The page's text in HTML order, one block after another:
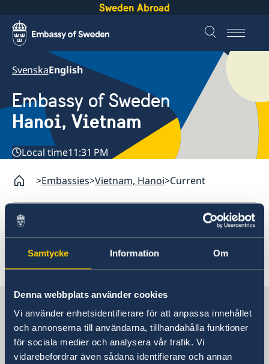
Samtycke Information Om
Denna webbplats använder cookies
Vi använder enhetsidentifierare för att anpassa innehållet
och annonserna till användarna, tillhandahålla funktioner
för sociala medier och analysera vår trafik. Vi
vidarebefordrar även sådana identifierare och annan
Sweden Abroad
SvenskaEnglish
Embassy of Sweden
Hanoi, Vietnam
Local time11:31 PM
Embassies Vietnam, Hanoi Current
Vietnam, Hanoi
About us
News
Current
Sweden in Vietnam, Hanoi
Embassy